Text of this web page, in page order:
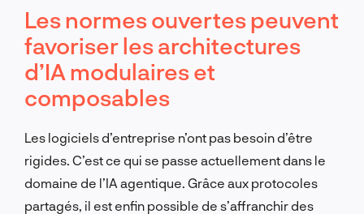
Les normes ouvertes peuvent
favoriser les architectures
d’IA modulaires et
composables
Les logiciels d’entreprise n’ont pas besoin d’être
rigides. C’est ce qui se passe actuellement dans le
domaine de l’IA agentique. Grâce aux protocoles
partagés, il est enfin possible de s’affranchir des